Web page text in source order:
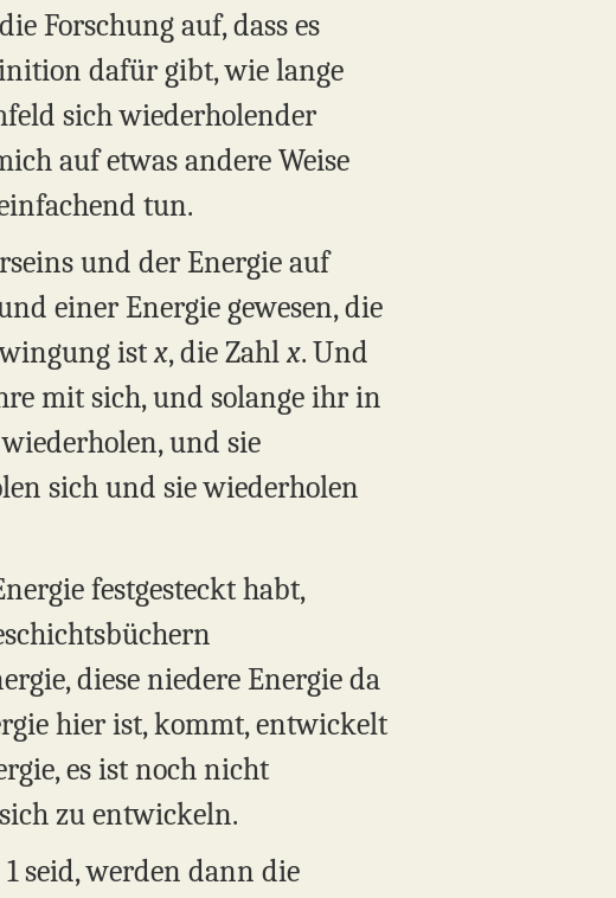
Forschung auf, dass es
dafür gibt, wie lange
sich wiederholender
auf etwas andere Weise
tun.
und der Energie auf
einer Energie gewesen, die
istx, die Zahlx. Und
mit sich, und solange ihr in
und sie
sich und sie wiederholen
festgesteckt habt,
diese niedere Energie da
hier ist, kommt, entwickelt
es ist noch nicht
zu entwickeln.
1 seid, werden dann die